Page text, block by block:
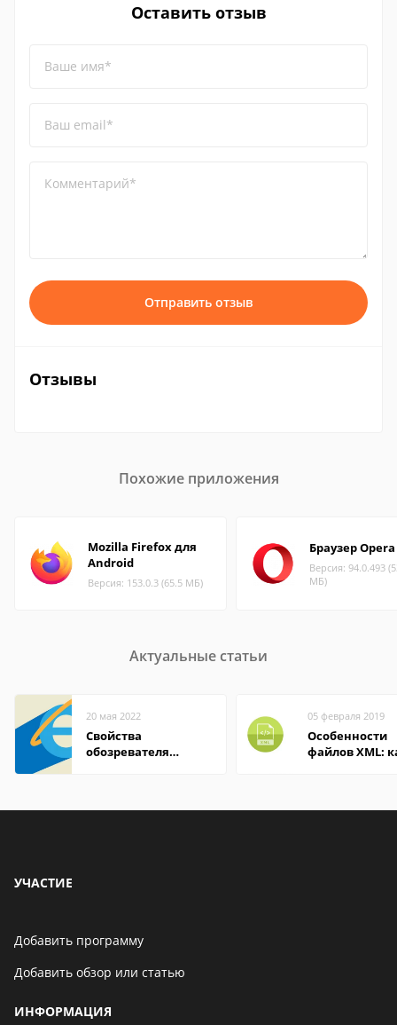
Оставить отзыв
Ваше имя*
Ваш email*
Комментарий*
Отправить отзыв
Отзывы
Похожие приложения
Mozilla Firefox для
Android
Версия: 153.0.3 (65.5 МБ)
Браузер Opera
Версия: 94.0.493
МБ)
Актуальные статьи
20 мая 2022
Свойства
обозревателя
05 февраля 2019
Особенности
файлов XML:
УЧАСТИЕ
Добавить программу
Добавить обзор или статью
ИНФОРМАЦИЯ